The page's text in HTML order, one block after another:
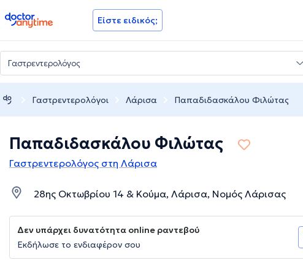
doctoranytime Είστε ειδικός;
Γαστρεντερολόγοι Λάρισα Παπαδιδασκάλου Φιλώτας
Παπαδιδασκάλου Φιλώτας
Γαστρεντερολόγος στη Λάρισα
28ης Οκτωβρίου 14 & Κούμα, Λάρισα, Νομός Λάρισας
Δεν υπάρχει δυνατότητα online ραντεβού
Εκδήλωσε το ενδιαφέρον σου